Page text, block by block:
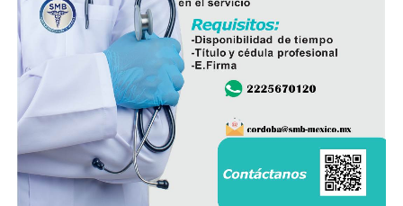
De acuerdo con las estimaciones de la UNPCA, el cierre
del Ingenio San Pedro representa un impacto
económico superior a los mil millones de pesos, cifra
que amenaza con afectar de manera directa la actividad
productiva y el sustento de miles de familias
veracruzanas ligadas al sector azucarero.